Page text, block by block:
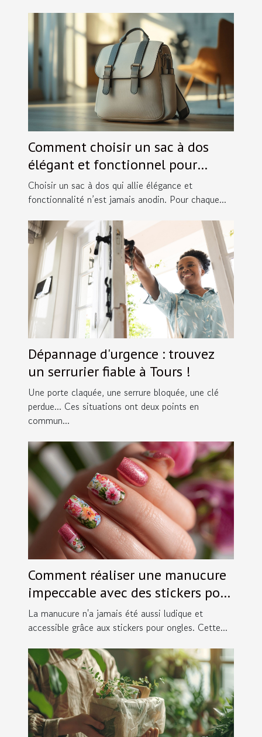
Comment choisir un sac à dos
élégant et fonctionnel pour
chaque occasion ?
Choisir un sac à dos qui allie élégance et
fonctionnalité n’est jamais anodin. Pour chaque...
Dépannage d'urgence : trouvez
un serrurier fiable à Tours !
Une porte claquée, une serrure bloquée, une clé
perdue... Ces situations ont deux points en
commun...
Comment réaliser une manucure
impeccable avec des stickers pour
ongles
La manucure n'a jamais été aussi ludique et
accessible grâce aux stickers pour ongles. Cette...